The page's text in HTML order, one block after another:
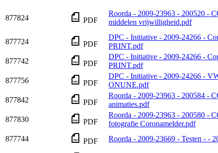
877824 PDF
Roorda - 2009-23963 - 200520 -
middelen vrijwilligheid.pdf
877724 PDF
DPC - Initiative - 2009-24266 -
PRINT.pdf
877742
PDF
DPC - Initiative - 2009-24266 -
PRINT.pdf
877756
PDF
DPC - Initiative - 2009-24266 -
ONUNE.pdf
877842
PDF
Roorda - 2009-23963 - 200584 -
animaties.pdf
877830
PDF
Roorda - 2009-23963 - 200580 -
fotografie Coronamelder.pdf
877744
PDF Roorda - 2009-23669 - Testen - -